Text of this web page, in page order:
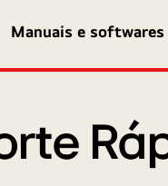
Manuais e softwares